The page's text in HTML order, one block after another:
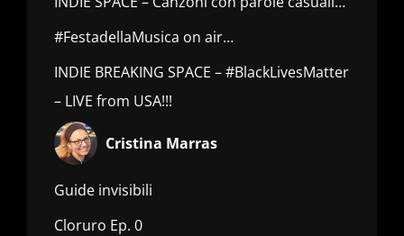
#FestadellaMusica on air…
INDIE BREAKING SPACE – #BlackLivesMatter
– LIVE from USA!!!
Cristina Marras
Guide invisibili
Cloruro Ep. 0